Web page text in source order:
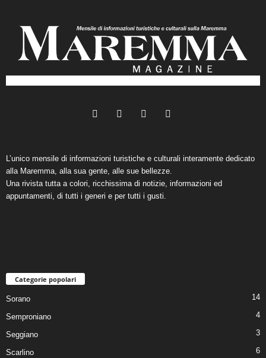
L’unico mensile di informazioni turistiche e culturali interamente dedicato
alla Maremma, alla sua gente, alle sue bellezze.
Una rivista tutta a colori, ricchissima di notizie, informazioni ed
appuntamenti, di tutti i generi e per tutti i gusti.
Categorie popolari
Sorano 14
Semproniano 4
Seggiano 3
Scarlino 6